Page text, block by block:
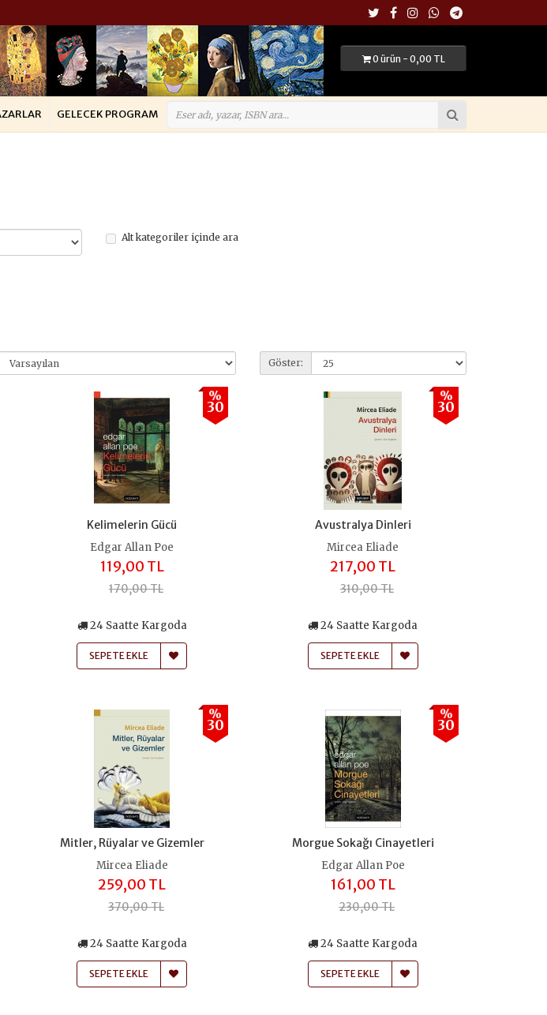
0 ürün - 0,00 TL
GELECEK PROGRAM
Alt kategoriler içinde ara
Göster:
%
30
Kelimelerin Gücü
Edgar Allan Poe
119,00 TL
170,00 TL
24 Saatte Kargoda
SEPETE EKLE
%
30
Avustralya Dinleri
Mircea Eliade
217,00 TL
310,00 TL
24 Saatte Kargoda
SEPETE EKLE
%
30
Mitler, Rüyalar ve Gizemler
Mircea Eliade
259,00 TL
370,00 TL
24 Saatte Kargoda
SEPETE EKLE
%
30
Morgue Sokağı Cinayetleri
Edgar Allan Poe
161,00 TL
230,00 TL
24 Saatte Kargoda
SEPETE EKLE